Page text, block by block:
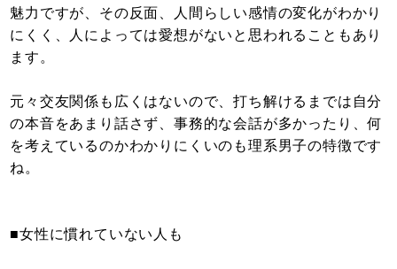
魅力ですが、その反面、人間らしい感情の変化がわかり
にくく、人によっては愛想がないと思われることもあり
ます。
元々交友関係も広くはないので、打ち解けるまでは自分
の本音をあまり話さず、事務的な会話が多かったり、何
を考えているのかわかりにくいのも理系男子の特徴です
ね。
■女性に慣れていない人も